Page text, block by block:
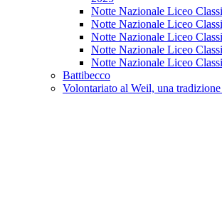
Notte Nazionale Liceo
Notte Nazionale Liceo
Notte Nazionale Liceo
Notte Nazionale Liceo
Notte Nazionale Liceo
Battibecco
Volontariato al Weil, una